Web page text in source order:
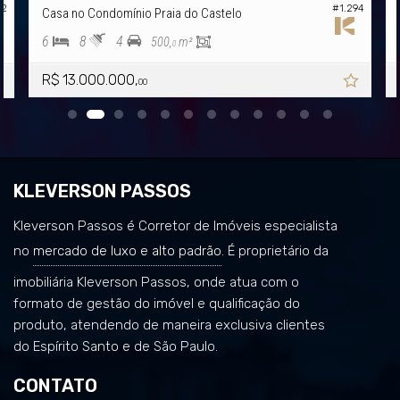
#1.294
Casa no Condomínio Praia do Castelo
6 8 4 500,0 m²
R$ 13.000.000,00
KLEVERSON PASSOS
Kleverson Passos é Corretor de Imóveis especialista
no mercado de luxo e alto padrão . É proprietário da
imobiliária Kleverson Passos, onde atua com o
formato de gestão do imóvel e qualificação do
produto, atendendo de maneira exclusiva clientes
do Espírito Santo e de São Paulo.
CONTATO